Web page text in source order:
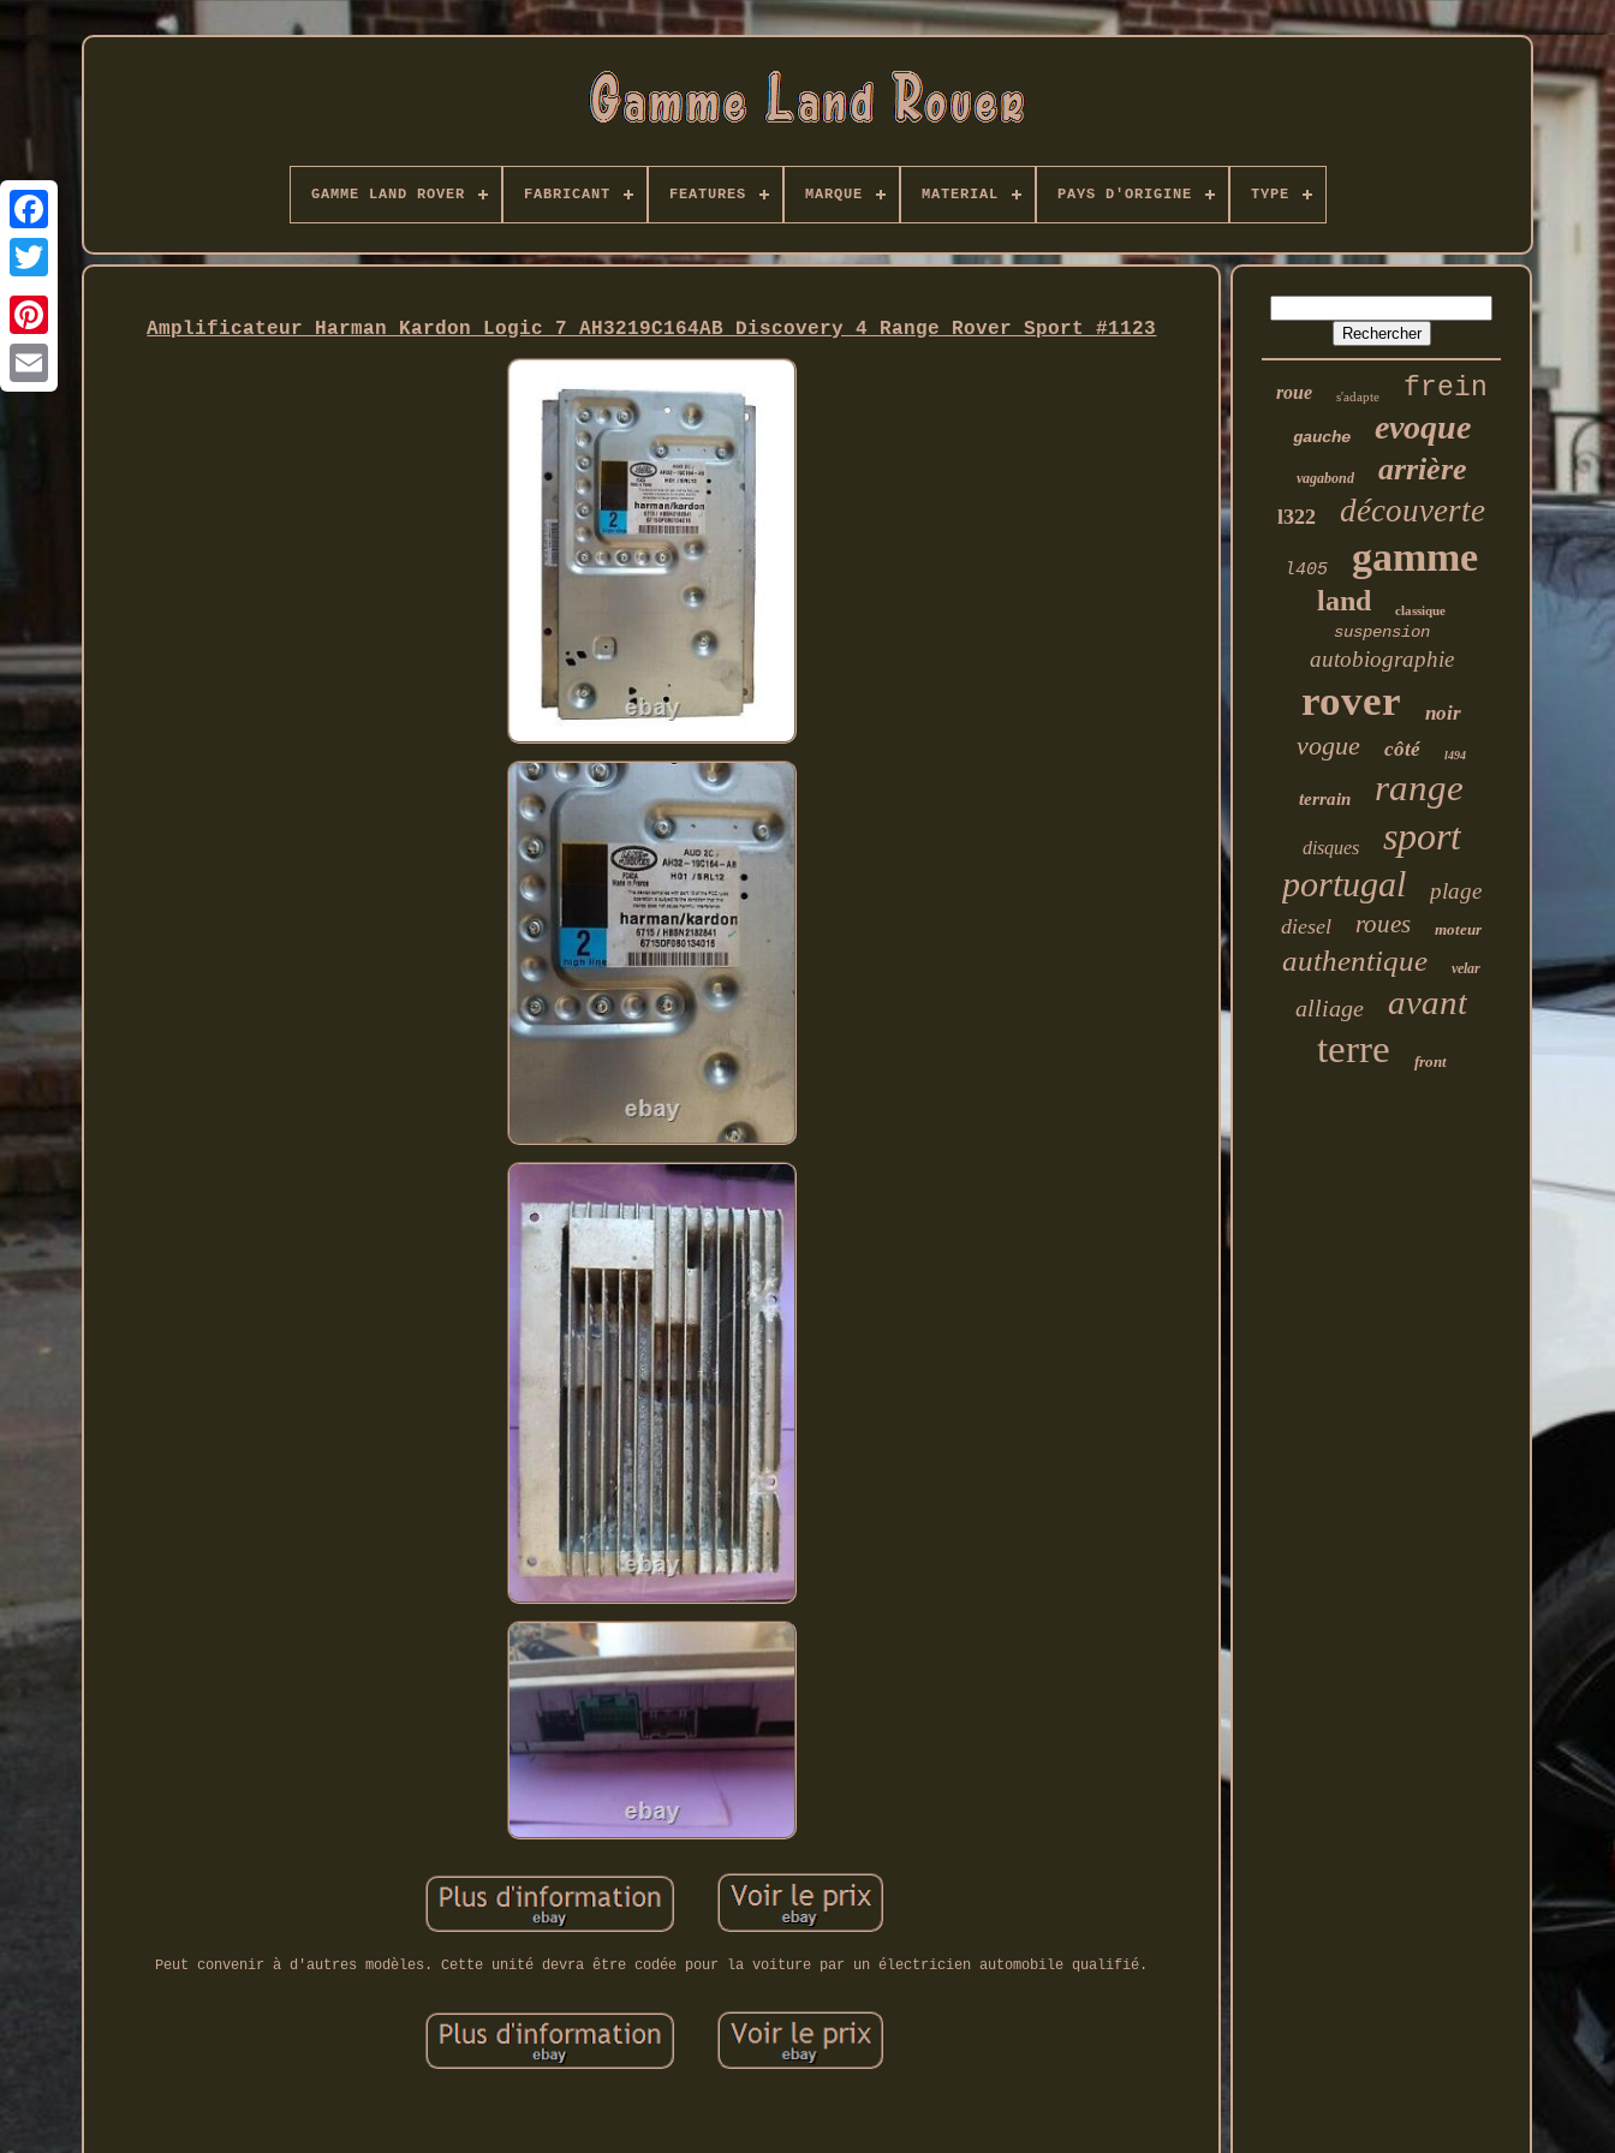
Twitter
GAMME LAND ROVER FABRICANT FEATURES MARQUE MATERIAL PAYS D'ORIGINE TYPE
Amplificateur Harman Kardon Logic 7 AH3219C164AB Discovery 4 Range Rover Sport #1123
Peut convenir à d'autres modèles. Cette unité devra être codée pour la voiture par un électricien automobile qualifié.
roue s'adapte frein
gauche evoque
vagabond arrière
l322 découverte
l405 gamme
land classique
suspension
autobiographie
rover noir
vogue côté l494
terrain range
disques sport
portugal plage
diesel roues moteur
authentique velar
alliage avant
terre front